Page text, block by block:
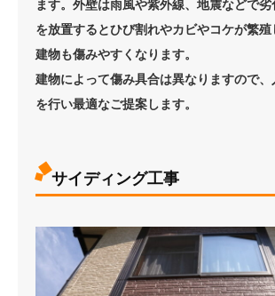
ます。外壁は雨風や紫外線、地震などで
を放置するとひび割れやカビやコケが繁殖
建物も傷みやすくなります。
建物によって傷み具合は異なりますので、
を行い最適なご提案します。
サイディング工事